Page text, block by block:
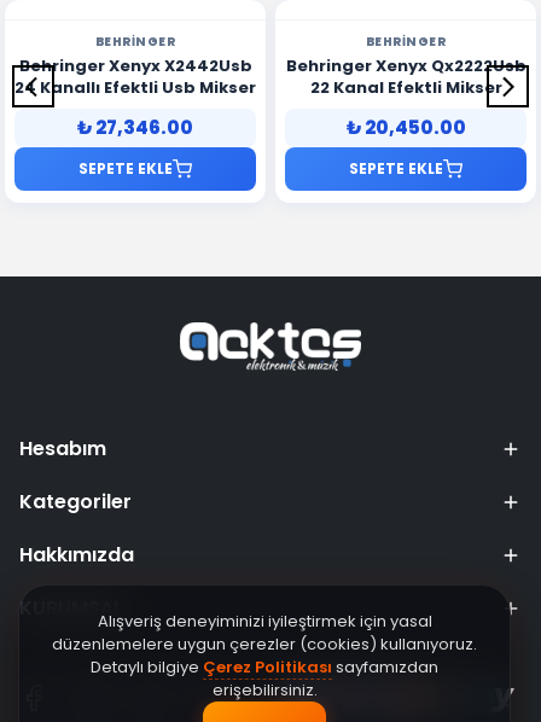
Alışveriş deneyiminizi iyileştirmek için yasal
düzenlemelere uygun çerezler (cookies) kullanıyoruz.
Detaylı bilgiye Çerez Politikası sayfamızdan
erişebilirsiniz.
BEHRINGER
Behringer Xenyx X2442Usb
24 Kanallı Efektli Usb Mikser
₺ 27,346.00
SEPETE EKLE
BEHRINGER
Behringer Xenyx Qx2222Usb
22 Kanal Efektli Mikser
₺ 20,450.00
SEPETE EKLE
Hesabım
Kategoriler
Hakkımızda
KURUMSAL